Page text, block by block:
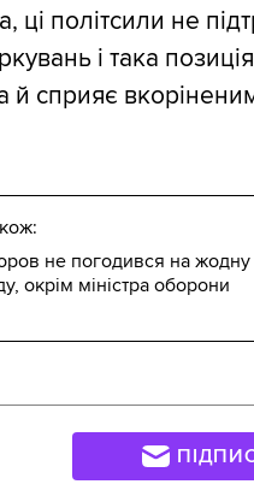
ці політсили не
і така
й сприяє
не погодився на жодну
окрім міністра оборони